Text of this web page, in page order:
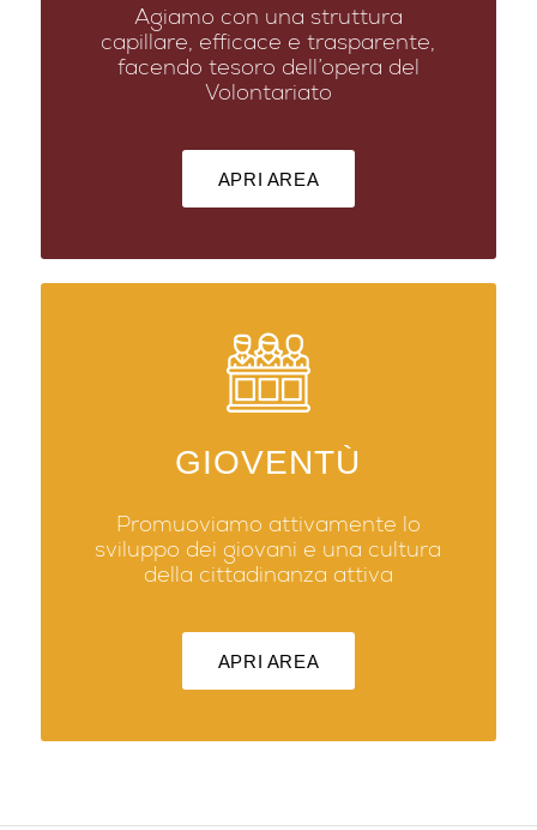
Agiamo con una struttura
capillare, efficace e trasparente,
facendo tesoro dell’opera del
Volontariato
APRI AREA
GIOVENTÙ
Promuoviamo attivamente lo
sviluppo dei giovani e una cultura
della cittadinanza attiva
APRI AREA